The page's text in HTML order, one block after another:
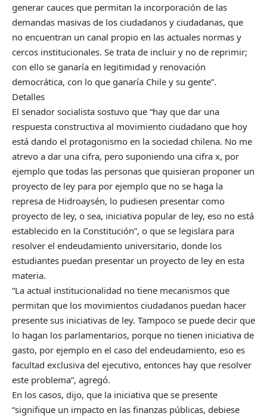
generar cauces que permitan la incorporación de las
demandas masivas de los ciudadanos y ciudadanas, que
no encuentran un canal propio en las actuales normas y
cercos institucionales. Se trata de incluir y no de reprimir;
con ello se ganaría en legitimidad y renovación
democrática, con lo que ganaría Chile y su gente”.
Detalles
El senador socialista sostuvo que “hay que dar una
respuesta constructiva al movimiento ciudadano que hoy
está dando el protagonismo en la sociedad chilena. No me
atrevo a dar una cifra, pero suponiendo una cifra x, por
ejemplo que todas las personas que quisieran proponer un
proyecto de ley para por ejemplo que no se haga la
represa de Hidroaysén, lo pudiesen presentar como
proyecto de ley, o sea, iniciativa popular de ley, eso no está
establecido en la Constitución”, o que se legislara para
resolver el endeudamiento universitario, donde los
estudiantes puedan presentar un proyecto de ley en esta
materia.
“La actual institucionalidad no tiene mecanismos que
permitan que los movimientos ciudadanos puedan hacer
presente sus iniciativas de ley. Tampoco se puede decir que
lo hagan los parlamentarios, porque no tienen iniciativa de
gasto, por ejemplo en el caso del endeudamiento, eso es
facultad exclusiva del ejecutivo, entonces hay que resolver
este problema”, agregó.
En los casos, dijo, que la iniciativa que se presente
“signifique un impacto en las finanzas públicas, debiese